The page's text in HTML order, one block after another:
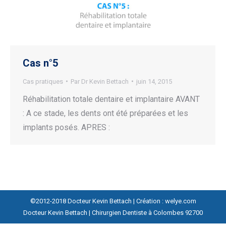
Cas n°5
Cas pratiques Par Dr Kevin Bettach juin 14, 2015
Réhabilitation totale dentaire et implantaire AVANT
: A ce stade, les dents ont été préparées et les
implants posés. APRES :
©2012-2018 Docteur Kevin Bettach | Création : welye.com
Docteur Kevin Bettach | Chirurgien Dentiste à Colombes 92700